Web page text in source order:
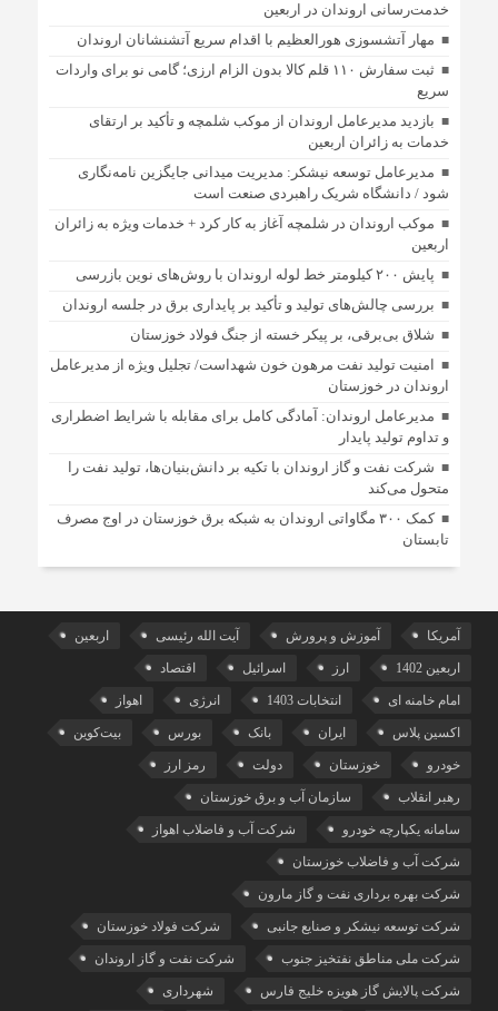
خدمت‌رسانی اروندان در اربعین
مهار آتشسوزی هورالعظیم با اقدام سریع آتشنشانان اروندان
ثبت سفارش ۱۱۰ قلم کالا بدون الزام ارزی؛ گامی نو برای واردات
سریع
بازدید مدیرعامل اروندان از موکب شلمچه و تأکید بر ارتقای
خدمات به زائران اربعین
مدیرعامل توسعه نیشکر: مدیریت میدانی جایگزین نامه‌نگاری
شود / دانشگاه شریک راهبردی صنعت است
موکب اروندان در شلمچه آغاز به کار کرد + خدمات ویژه به زائران
اربعین
پایش ۲۰۰ کیلومتر خط لوله اروندان با روش‌های نوین بازرسی
بررسی چالش‌های تولید و تأکید بر پایداری برق در جلسه اروندان
شلاق‌ بی‌برقی، بر پیکر خسته‌ از جنگ فولاد خوزستان
امنیت تولید نفت مرهون خون شهداست/ تجلیل ویژه از مدیرعامل
اروندان در خوزستان
مدیرعامل اروندان: آمادگی کامل برای مقابله با شرایط اضطراری
و تداوم تولید پایدار
شرکت نفت و گاز اروندان با تکیه بر دانش‌بنیان‌ها، تولید نفت را
متحول می‌کند
کمک ۳۰۰ مگاواتی اروندان به شبکه برق خوزستان در اوج مصرف
تابستان
آمریکا آموزش و پرورش آیت الله رئیسی اربعین
اربعین 1402 ارز اسرائیل اقتصاد
امام خامنه ای انتخابات 1403 انرژی اهواز
اکسین پلاس ایران بانک بورس بیت‌کوین
خودرو خوزستان دولت رمز ارز
رهبر انقلاب سازمان آب و برق خوزستان
سامانه یکپارچه خودرو شرکت آب و فاضلاب اهواز
شرکت آب و فاضلاب خوزستان
شرکت بهره برداری نفت و گاز مارون
شرکت توسعه نیشکر و صنایع جانبی شرکت فولاد خوزستان
شرکت ملی مناطق نفتخیز جنوب شرکت نفت و گاز اروندان
شرکت پالایش گاز هویزه خلیج‌ فارس شهرداری